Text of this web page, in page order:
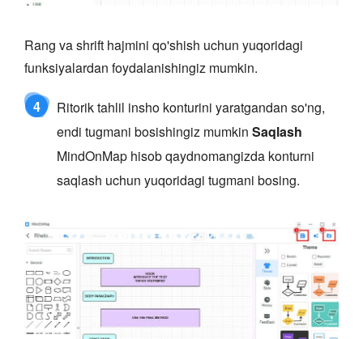
Rang va shrift hajmini qo'shish uchun yuqoridagi
funksiyalardan foydalanishingiz mumkin.
4
Ritorik tahlil insho konturini yaratgandan so'ng,
endi tugmani bosishingiz mumkin Saqlash
MindOnMap hisob qaydnomangizda konturni
saqlash uchun yuqoridagi tugmani bosing.